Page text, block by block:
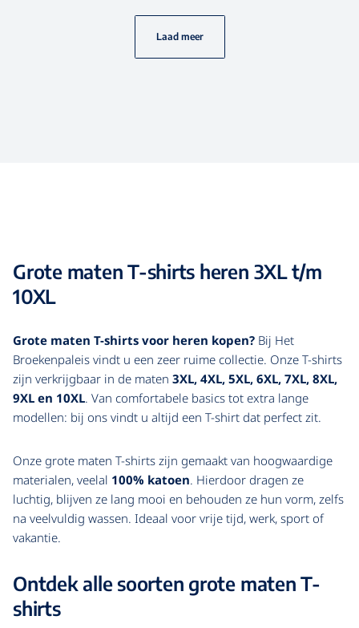
Laad meer
Grote maten T-shirts heren 3XL t/m
10XL
Grote maten T-shirts voor heren kopen? Bij Het
Broekenpaleis vindt u een zeer ruime collectie. Onze T-shirts
zijn verkrijgbaar in de maten 3XL, 4XL, 5XL, 6XL, 7XL, 8XL,
9XL en 10XL. Van comfortabele basics tot extra lange
modellen: bij ons vindt u altijd een T-shirt dat perfect zit.
Onze grote maten T-shirts zijn gemaakt van hoogwaardige
materialen, veelal 100% katoen. Hierdoor dragen ze
luchtig, blijven ze lang mooi en behouden ze hun vorm, zelfs
na veelvuldig wassen. Ideaal voor vrije tijd, werk, sport of
vakantie.
Ontdek alle soorten grote maten T-
shirts